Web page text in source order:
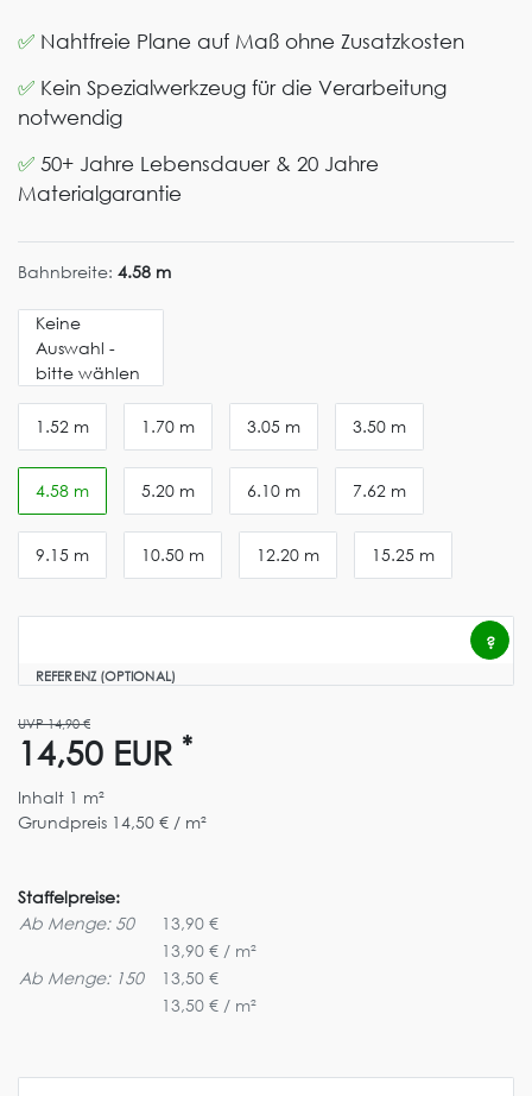
✅ Nahtfreie Plane auf Maß ohne Zusatzkosten
✅ Kein Spezialwerkzeug für die Verarbeitung
notwendig
✅ 50+ Jahre Lebensdauer & 20 Jahre
Materialgarantie
Bahnbreite: 4.58 m
Keine
Auswahl -
bitte wählen
1.52 m 1.70 m 3.05 m 3.50 m
4.58 m 5.20 m 6.10 m 7.62 m
9.15 m 10.50 m 12.20 m 15.25 m
REFERENZ (OPTIONAL)
?
UVP 14,90 €
14,50 EUR *
Inhalt 1 m²
Grundpreis 14,50 € / m²
Staffelpreise:
Ab Menge: 50
13,90 €
13,90 € / m²
Ab Menge: 150
13,50 €
13,50 € / m²